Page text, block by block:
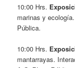
10:00 Hrs.
marinas y
Pública.
10:00 Hrs.
mantarrayas.